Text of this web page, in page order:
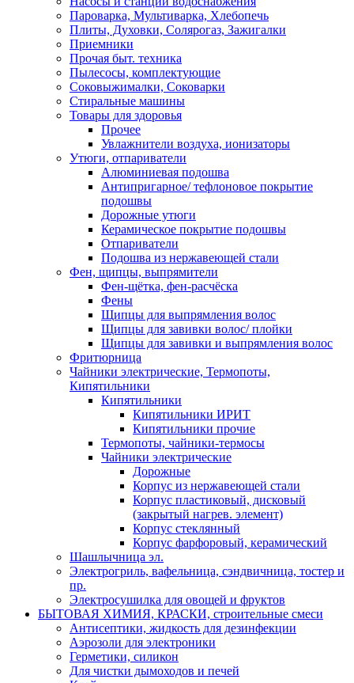
Пароварка, Мультиварка, Хлебопечь
Плиты, Духовки, Солярогаз, Зажигалки
Приемники
Прочая быт. техника
Пылесосы, комплектующие
Соковыжималки, Соковарки
Стиральные машины
Товары для здоровья
Прочее
Увлажнители воздуха, ионизаторы
Утюги, отпариватели
Алюминиевая подошва
Антипригарное/ тефлоновое покрытие
подошвы
Дорожные утюги
Керамическое покрытие подошвы
Отпариватели
Подошва из нержавеющей стали
Фен, щипцы, выпрямители
Фен-щётка, фен-расчёска
Фены
Щипцы для выпрямления волос
Щипцы для завивки волос/ плойки
Щипцы для завивки и выпрямления волос
Фритюрница
Чайники электрические, Термопоты,
Кипятильники
Кипятильники
Кипятильники ИРИТ
Кипятильники прочие
Термопоты, чайники-термосы
Чайники электрические
Дорожные
Корпус из нержавеющей стали
Корпус пластиковый, дисковый
(закрытый нагрев. элемент)
Корпус стеклянный
Корпус фарфоровый, керамический
Шашлычница эл.
Электрогриль, вафельница, сэндвичница, тостер и
пр.
Электросушилка для овощей и фруктов
БЫТОВАЯ ХИМИЯ, КРАСКИ, строительные смеси
Антисептики, жидкость для дезинфекции
Аэрозоли для электроники
Герметики, силикон
Для чистки дымоходов и печей